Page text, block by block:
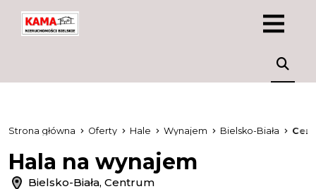
Strona główna Oferty Hale Wynajem Bielsko-Biała
Hala na wynajem
Bielsko-Biała, Centrum